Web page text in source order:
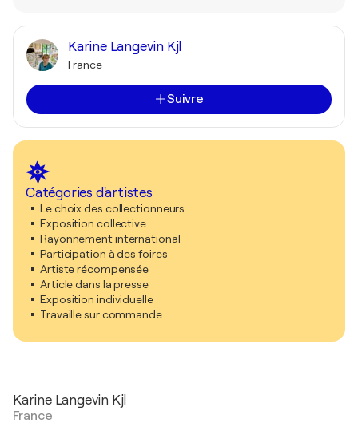
Karine Langevin Kjl
France
Suivre
Catégories d'artistes
Le choix des collectionneurs
Exposition collective
Rayonnement international
Participation à des foires
Artiste récompensée
Article dans la presse
Exposition individuelle
Travaille sur commande
Karine Langevin Kjl
France